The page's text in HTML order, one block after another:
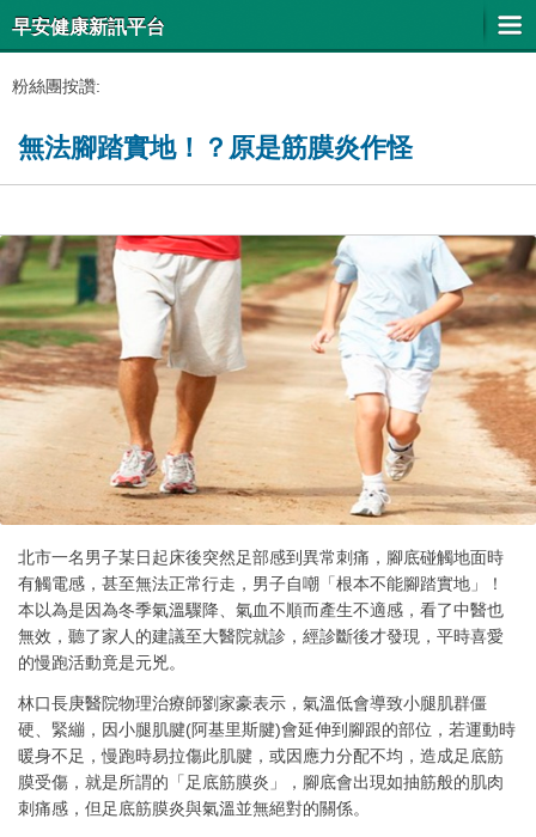
早安健康新訊平台
粉絲團按讚:
無法腳踏實地！？原是筋膜炎作怪
北市一名男子某日起床後突然足部感到異常刺痛，腳底碰觸地面時
有觸電感，甚至無法正常行走，男子自嘲「根本不能腳踏實地」！
本以為是因為冬季氣溫驟降、氣血不順而產生不適感，看了中醫也
無效，聽了家人的建議至大醫院就診，經診斷後才發現，平時喜愛
的慢跑活動竟是元兇。
林口長庚醫院物理治療師劉家豪表示，氣溫低會導致小腿肌群僵
硬、緊繃，因小腿肌腱(阿基里斯腱)會延伸到腳跟的部位，若運動時
暖身不足，慢跑時易拉傷此肌腱，或因應力分配不均，造成足底筋
膜受傷，就是所謂的「足底筋膜炎」，腳底會出現如抽筋般的肌肉
刺痛感，但足底筋膜炎與氣溫並無絕對的關係。